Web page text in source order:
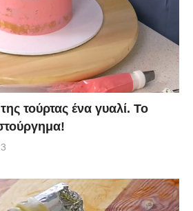
τούρτας ένα γυαλί. Το